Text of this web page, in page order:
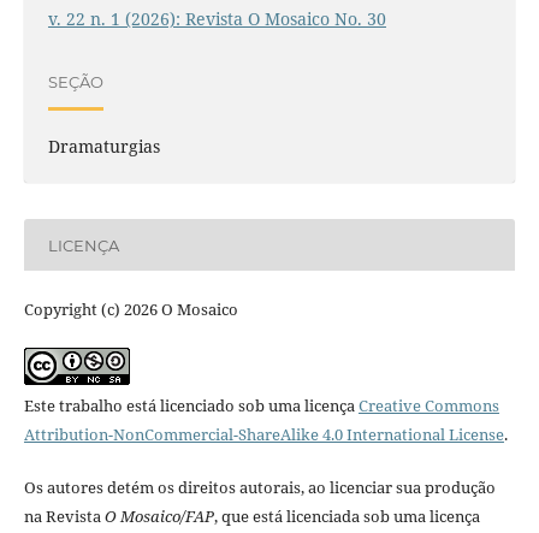
v. 22 n. 1 (2026): Revista O Mosaico No. 30
SEÇÃO
Dramaturgias
LICENÇA
Copyright (c) 2026 O Mosaico
Este trabalho está licenciado sob uma licençaCreative Commons
Attribution-NonCommercial-ShareAlike 4.0 International License.
Os autores detém os direitos autorais, ao licenciar sua produção
na RevistaO Mosaico/FAP, que está licenciada sob uma licença